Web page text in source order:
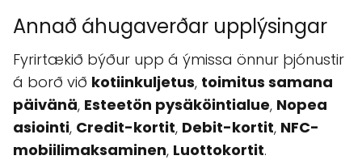
valkost á blóðblöðum, og þetta gæti tilgreint
vera sérfræði þeirra.
Staðsetning
Kukkakauppa, Hautaustoimisto ja
Puutarhamyymälä Rainoma Oy er staðsett í